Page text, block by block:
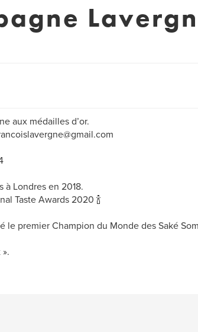
aux médailles d’or.
à Londres en 2018.
Taste Awards 2020 🍾
le premier Champion du Monde des Saké